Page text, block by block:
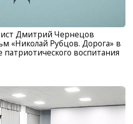
Дмитрий Чернецов
«Николай Рубцов. Дорога» в
воспитания